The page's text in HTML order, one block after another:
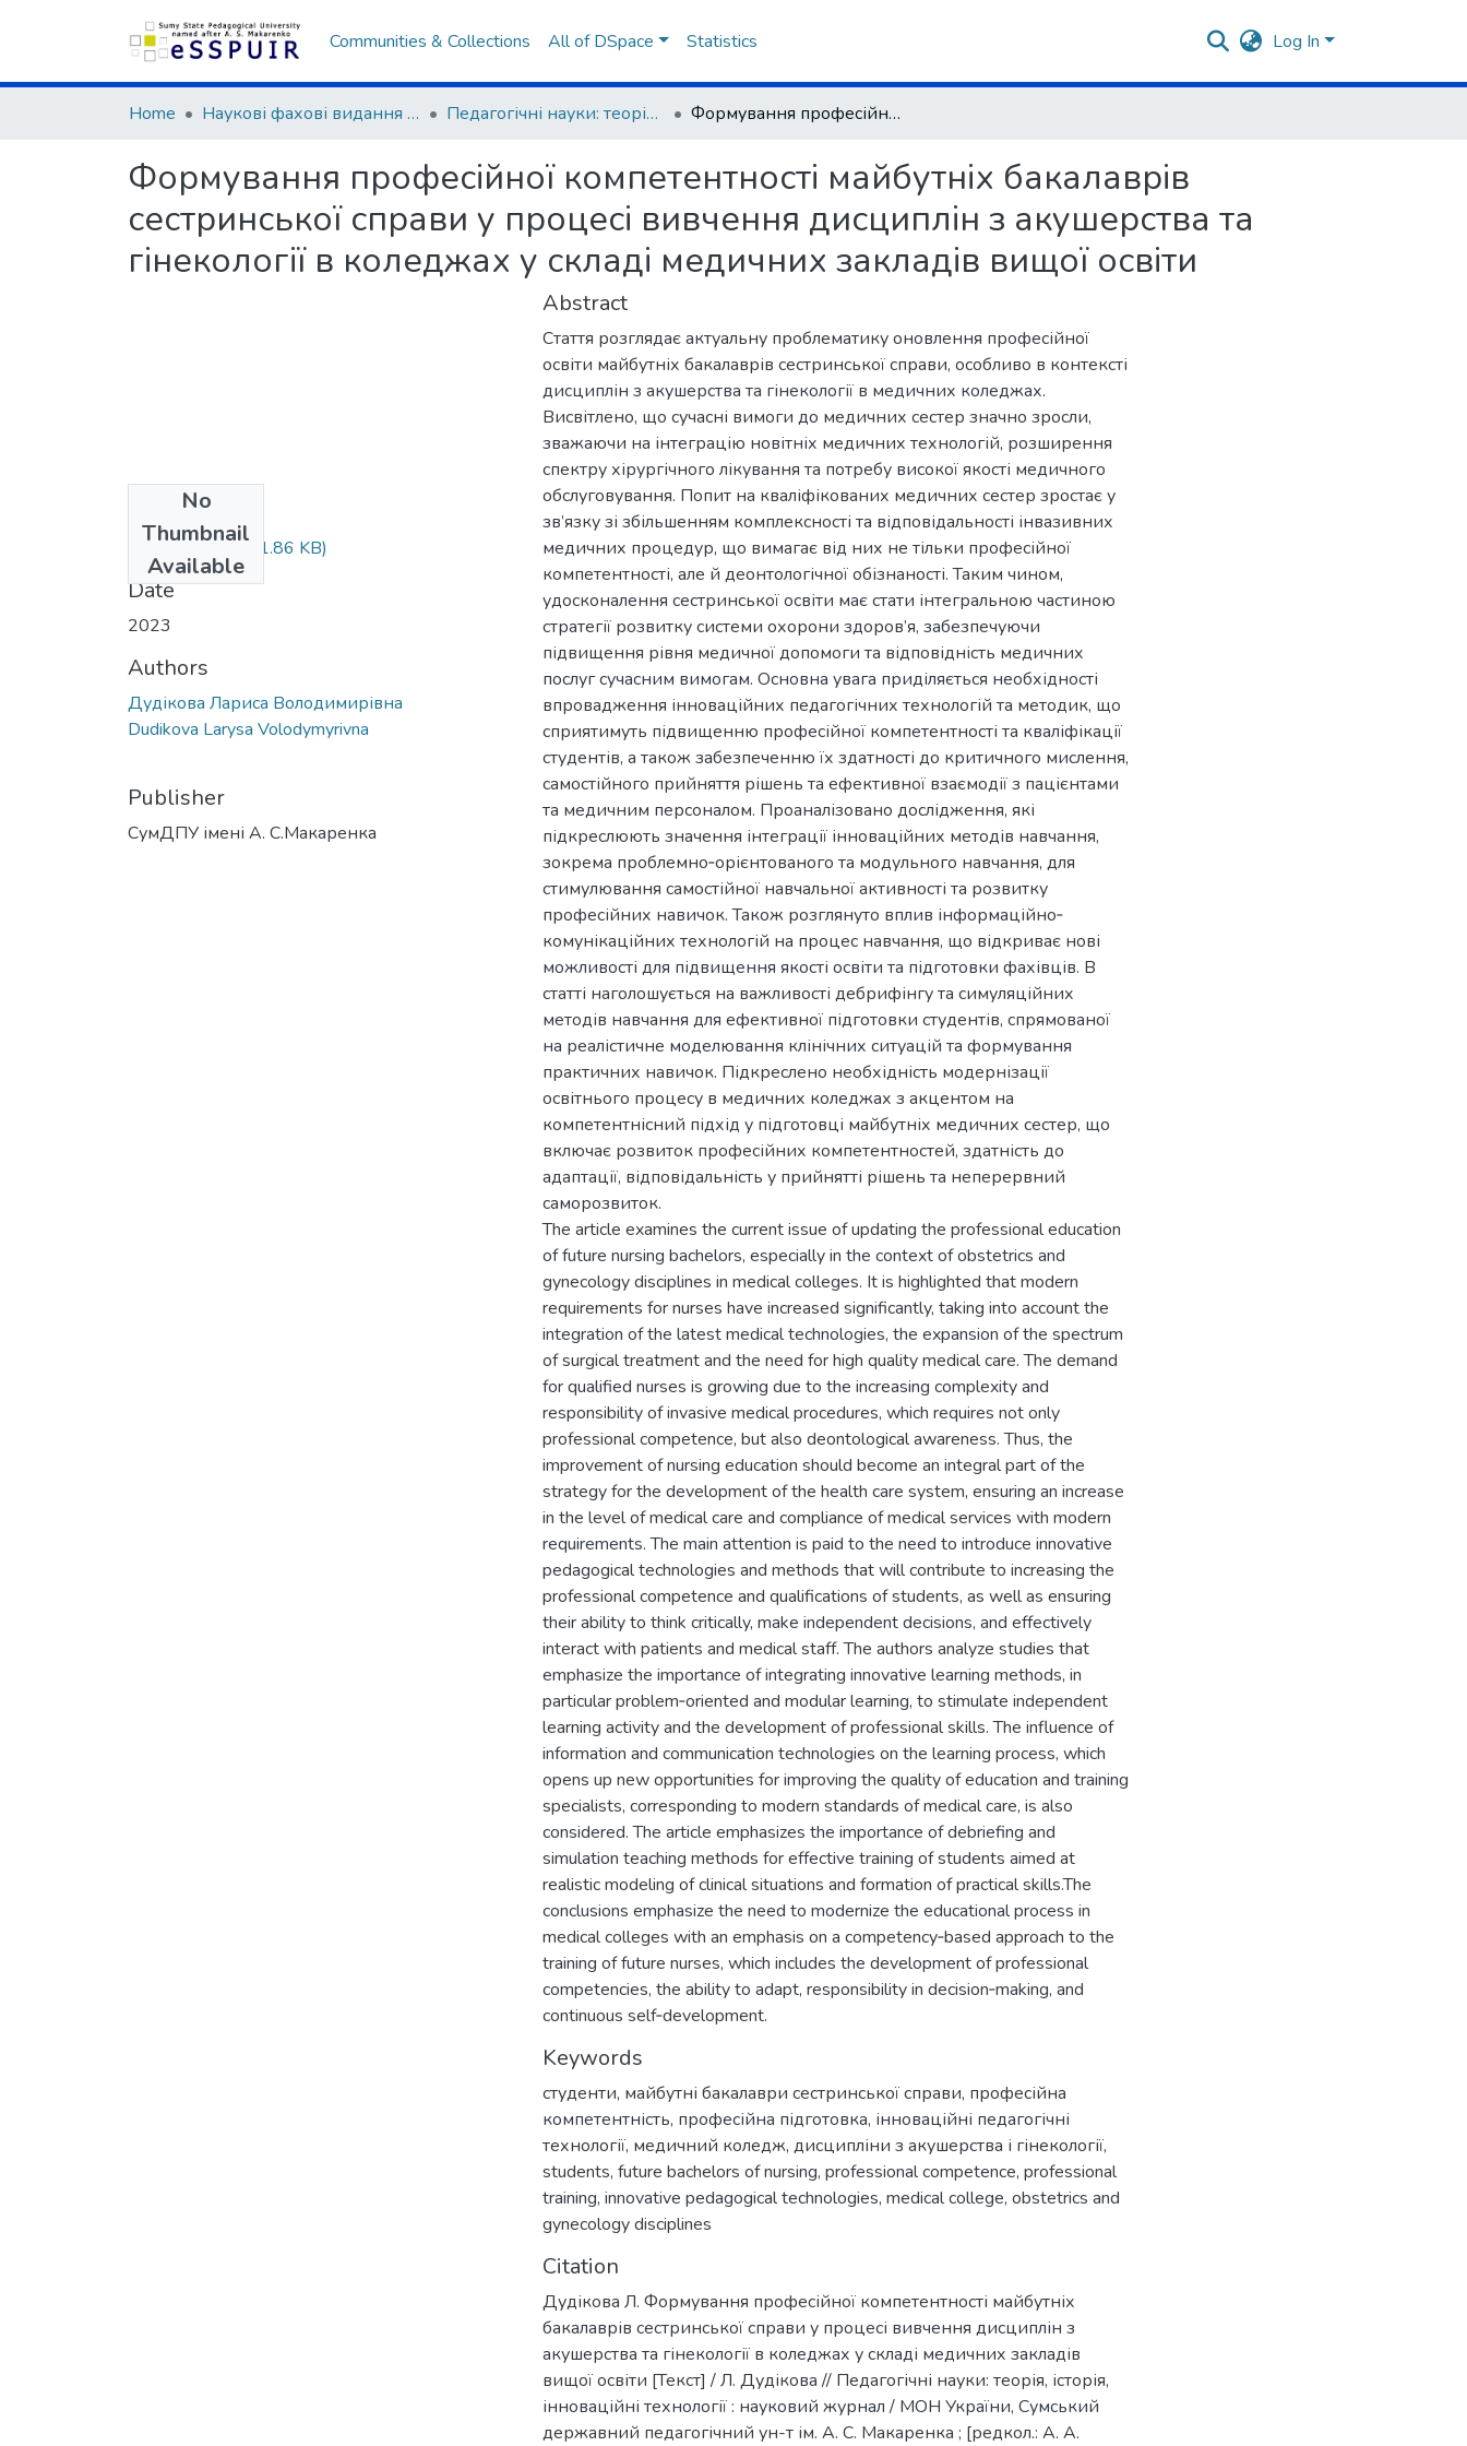
Communities & Collections All of DSpace Statistics Log In
Home Наукові фахові видання СумДПУ Педагогічні науки: теорія, історія, інноваційні технології Формування професійної компетентності майбутніх бакалаврів сестринської справи у процесі вивчення дисциплін з акушерства та гінекології в коледжах у складі медичних закладів вищої освіти
Формування професійної компетентності майбутніх бакалаврів
сестринської справи у процесі вивчення дисциплін з акушерства та
гінекології в коледжах у складі медичних закладів вищої освіти
No
Thumbnail
Available
Dudikova.pdf(331.86 KB)
Date
2023
Authors
Дудікова Лариса Володимирівна
Dudikova Larysa Volodymyrivna
Publisher
СумДПУ імені А. С.Макаренка
Abstract
Стаття розглядає актуальну проблематику оновлення професійної
освіти майбутніх бакалаврів сестринської справи, особливо в контексті
дисциплін з акушерства та гінекології в медичних коледжах.
Висвітлено, що сучасні вимоги до медичних сестер значно зросли,
зважаючи на інтеграцію новітніх медичних технологій, розширення
спектру хірургічного лікування та потребу високої якості медичного
обслуговування. Попит на кваліфікованих медичних сестер зростає у
зв’язку зі збільшенням комплексності та відповідальності інвазивних
медичних процедур, що вимагає від них не тільки професійної
компетентності, але й деонтологічної обізнаності. Таким чином,
удосконалення сестринської освіти має стати інтегральною частиною
стратегії розвитку системи охорони здоров’я, забезпечуючи
підвищення рівня медичної допомоги та відповідність медичних
послуг сучасним вимогам. Основна увага приділяється необхідності
впровадження інноваційних педагогічних технологій та методик, що
сприятимуть підвищенню професійної компетентності та кваліфікації
студентів, а також забезпеченню їх здатності до критичного мислення,
самостійного прийняття рішень та ефективної взаємодії з пацієнтами
та медичним персоналом. Проаналізовано дослідження, які
підкреслюють значення інтеграції інноваційних методів навчання,
зокрема проблемно‐орієнтованого та модульного навчання, для
стимулювання самостійної навчальної активності та розвитку
професійних навичок. Також розглянуто вплив інформаційно‐
комунікаційних технологій на процес навчання, що відкриває нові
можливості для підвищення якості освіти та підготовки фахівців. В
статті наголошується на важливості дебрифінгу та симуляційних
методів навчання для ефективної підготовки студентів, спрямованої
на реалістичне моделювання клінічних ситуацій та формування
практичних навичок. Підкреслено необхідність модернізації
освітнього процесу в медичних коледжах з акцентом на
компетентнісний підхід у підготовці майбутніх медичних сестер, що
включає розвиток професійних компетентностей, здатність до
адаптації, відповідальність у прийнятті рішень та неперервний
саморозвиток.
The article examines the current issue of updating the professional education
of future nursing bachelors, especially in the context of obstetrics and
gynecology disciplines in medical colleges. It is highlighted that modern
requirements for nurses have increased significantly, taking into account the
integration of the latest medical technologies, the expansion of the spectrum
of surgical treatment and the need for high quality medical care. The demand
for qualified nurses is growing due to the increasing complexity and
responsibility of invasive medical procedures, which requires not only
professional competence, but also deontological awareness. Thus, the
improvement of nursing education should become an integral part of the
strategy for the development of the health care system, ensuring an increase
in the level of medical care and compliance of medical services with modern
requirements. The main attention is paid to the need to introduce innovative
pedagogical technologies and methods that will contribute to increasing the
professional competence and qualifications of students, as well as ensuring
their ability to think critically, make independent decisions, and effectively
interact with patients and medical staff. The authors analyze studies that
emphasize the importance of integrating innovative learning methods, in
particular problem‐oriented and modular learning, to stimulate independent
learning activity and the development of professional skills. The influence of
information and communication technologies on the learning process, which
opens up new opportunities for improving the quality of education and training
specialists, corresponding to modern standards of medical care, is also
considered. The article emphasizes the importance of debriefing and
simulation teaching methods for effective training of students aimed at
realistic modeling of clinical situations and formation of practical skills.The
conclusions emphasize the need to modernize the educational process in
medical colleges with an emphasis on a competency‐based approach to the
training of future nurses, which includes the development of professional
competencies, the ability to adapt, responsibility in decision‐making, and
continuous self‐development.
Keywords
студенти, майбутні бакалаври сестринської справи, професійна
компетентність, професійна підготовка, інноваційні педагогічні
технології, медичний коледж, дисципліни з акушерства і гінекології,
students, future bachelors of nursing, professional competence, professional
training, innovative pedagogical technologies, medical college, obstetrics and
gynecology disciplines
Citation
Дудікова Л. Формування професійної компетентності майбутніх
бакалаврів сестринської справи у процесі вивчення дисциплін з
акушерства та гінекології в коледжах у складі медичних закладів
вищої освіти [Текст] / Л. Дудікова // Педагогічні науки: теорія, історія,
інноваційні технології : науковий журнал / МОН України, Сумський
державний педагогічний ун-т ім. А. С. Макаренка ; [редкол.: А. А.